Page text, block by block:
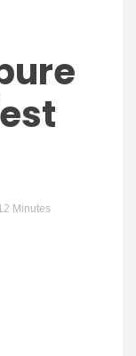
Minutes